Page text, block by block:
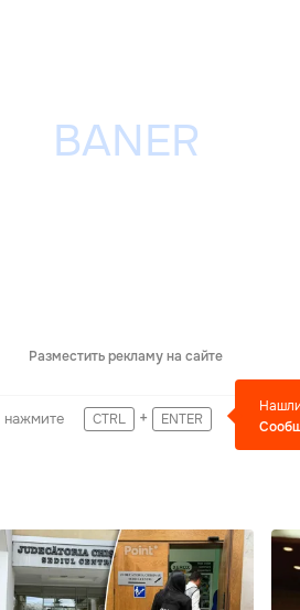
Разместить рекламу на сайте
нажмите CTRL + ENTER